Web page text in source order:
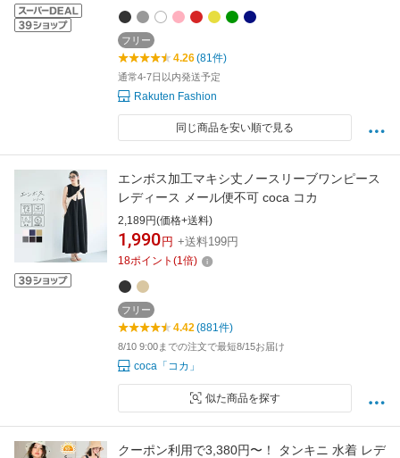
フリー
4.26(81件)
通常4-7日以内発送予定
Rakuten Fashion
同じ商品を安い順で見る
エンボス加工マキシ丈ノースリーブワンピース
レディース メール便不可 coca コカ
2,189円(価格+送料)
1,990 円 +送料199円
18ポイント (1倍)
フリー
4.42(881件)
8/10 9:00までの注文で最短8/15お届け
coca「コカ」
似た商品を探す
クーポン利用で3,380円〜！ タンキニ 水着 レデ